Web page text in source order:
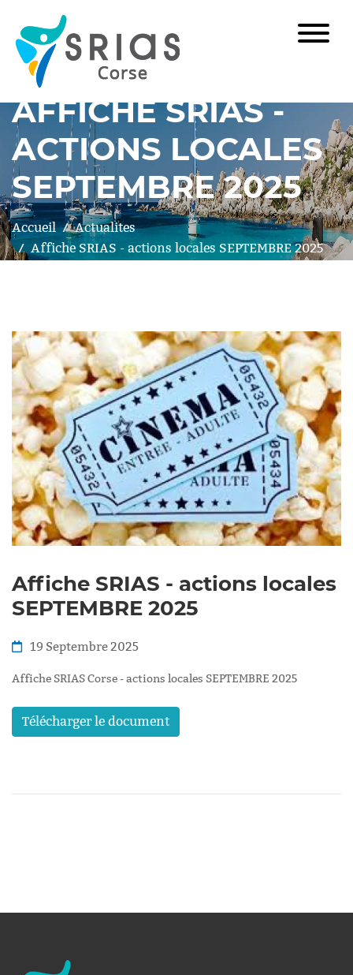
AFFICHE SRIAS -
ACTIONS LOCALES
SEPTEMBRE 2025
Accueil
Actualites
Affiche SRIAS - actions locales SEPTEMBRE 2025
Affiche SRIAS - actions locales
SEPTEMBRE 2025
19 Septembre 2025
Affiche SRIAS Corse - actions locales SEPTEMBRE 2025
Télécharger le document